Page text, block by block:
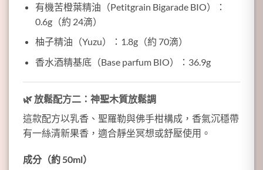
有機苦橙葉精油（Petitgrain Bigarade BIO）：
0.6g（約 24滴）
柚子精油（Yuzu）：1.8g（約 70滴）
香水酒精基底（Base parfum BIO）：36.9g
🌿放鬆配方二：神聖木質放鬆調
這款配方以乳香、聖羅勒與佛手柑構成，香氣沉穩帶
有一絲清新果香，適合靜坐冥想或舒壓使用。
成分（約 50ml）